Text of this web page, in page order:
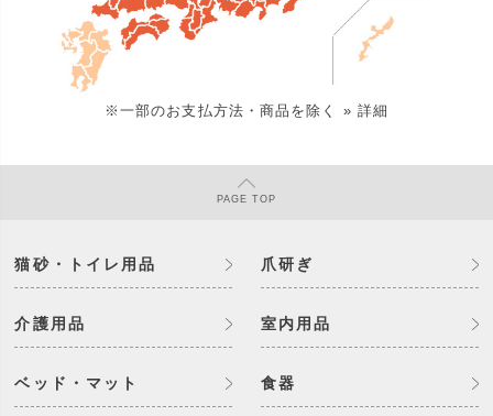
※一部のお支払方法・商品を除く » 詳細
PAGETOP
猫砂・トイレ用品 爪研ぎ
介護用品 室内用品
ベッド・マット 食器